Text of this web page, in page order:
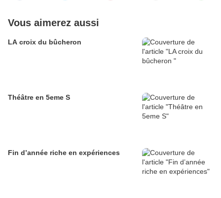
Vous aimerez aussi
LA croix du bûcheron
Théâtre en 5eme S
Fin d’année riche en expériences